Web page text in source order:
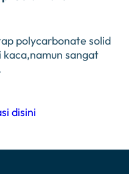
polycarbonate solid
sangat
disini